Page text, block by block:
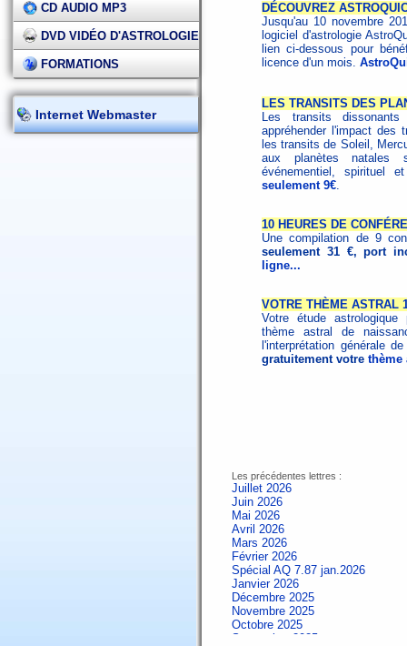
CD AUDIO MP3
DVD VIDÉO D'ASTROLOGIE
FORMATIONS
Internet Webmaster
DÉCOUVREZ
Jusqu'au 10 novembre
logiciel d'astrologie
lien ci-dessous pour
licence d'un mois.
LES TRANSITS DES
Les transits
appréhender l'impact des
les transits de Soleil,
aux planètes natales
événementiel, spirituel
seulement 9€.
10 HEURES DE
Une compilation de 9
seulement 31 €, port
ligne...
VOTRE THÈME ASTRAL
Votre étude astrologique
thème astral de
l'interprétation générale
gratuitement votre thème
Les précédentes lettres :
Juillet 2026
Juin 2026
Mai 2026
Avril 2026
Mars 2026
Février 2026
Spécial AQ 7.87 jan.2026
Janvier 2026
Décembre 2025
Novembre 2025
Octobre 2025
Septembre 2025